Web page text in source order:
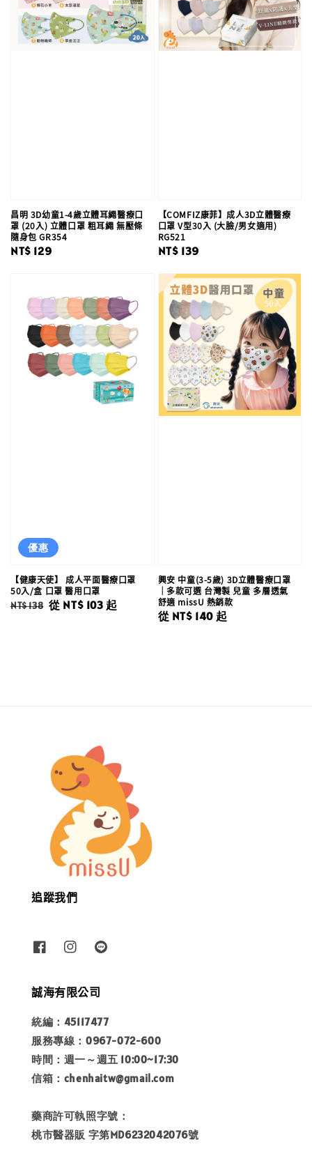
昌明 3D幼童1-4歲立體耳繩醫療口
罩 (20入) 立體口罩 粗耳繩 無壓條
隨身包 GR354
Regular
NT$ 129
【COMFIZ康菲】成人3D立體醫療
口罩 V型30入 (大臉/男女適用)
RG521
Regular
NT$ 139
優惠
【健康天使】 成人平面醫療口罩
50入/盒 口罩 醫用口罩
Regular
NT$ 138 Sale
從 NT$ 103 起
興安 中童(3-5歲) 3D立體醫療口罩
｜多款可選 台灣製 兒童 多層透氣
舒適 missU 熱銷款
Regular
從 NT$ 140起
追蹤我們
誠海有限公司
統編：45117477
服務專線：0967-072-600
時間：週一～週五 10:00~17:30
信箱：chenhaitw@gmail.com
藥商許可執照字號：
桃市醫器販 字第MD6232042076號